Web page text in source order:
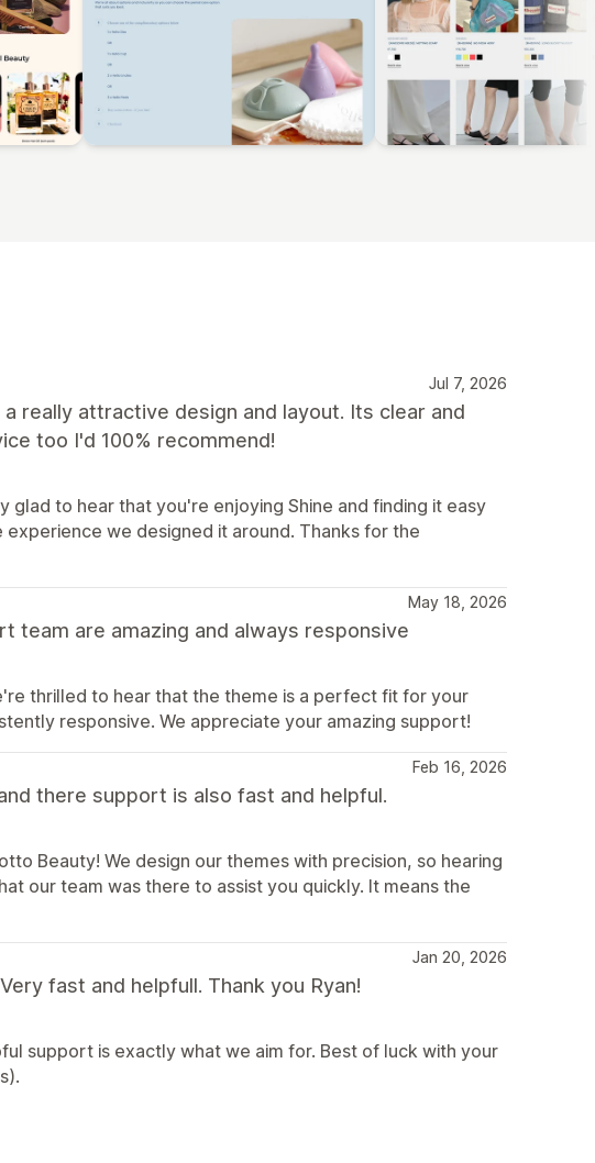
Jul 7, 2026
really attractive design and layout. Its clear and
too I'd 100% recommend!
glad to hear that you're enjoying Shine and finding it easy
we designed it around. Thanks for the
May 18, 2026
team are amazing and always responsive
thrilled to hear that the theme is a perfect fit for your
responsive. We appreciate your amazing support!
Feb 16, 2026
there support is also fast and helpful.
Beauty! We design our themes with precision, so hearing
our team was there to assist you quickly. It means the
Jan 20, 2026
fast and helpfull. Thank you Ryan!
support is exactly what we aim for. Best of luck with your